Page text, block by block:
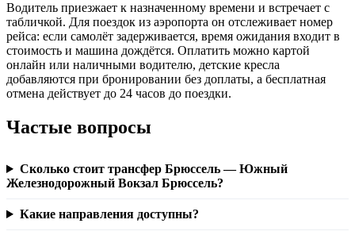
Водитель приезжает к назначенному времени и встречает с
табличкой. Для поездок из аэропорта он отслеживает номер
рейса: если самолёт задерживается, время ожидания входит в
стоимость и машина дождётся. Оплатить можно картой
онлайн или наличными водителю, детские кресла
добавляются при бронировании без доплаты, а бесплатная
отмена действует до 24 часов до поездки.
Частые вопросы
Сколько стоит трансфер Брюссель — Южный
Железнодорожный Вокзал Брюссель?
Какие направления доступны?